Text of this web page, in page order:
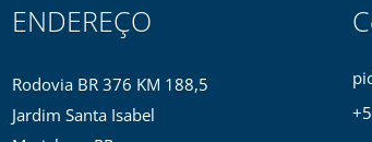
ENDEREÇO
Rodovia BR 376 KM 188,5
Jardim Santa Isabel